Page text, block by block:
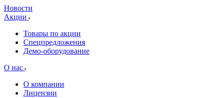
Новости
Акции
Товары по акции
Спецпредложения
Демо-оборудование
О нас
О компании
Лицензии